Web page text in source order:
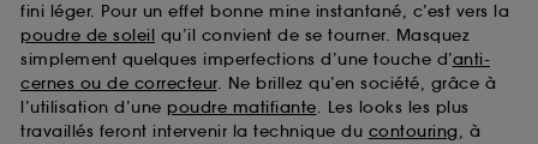
fini léger. Pour un effet bonne mine instantané, c’est vers la
poudre de soleil qu’il convient de se tourner. Masquez
simplement quelques imperfections d’une touche d’anti-
cernes ou de correcteur. Ne brillez qu’en société, grâce à
l’utilisation d’une poudre matifiante. Les looks les plus
travaillés feront intervenir la technique du contouring, à